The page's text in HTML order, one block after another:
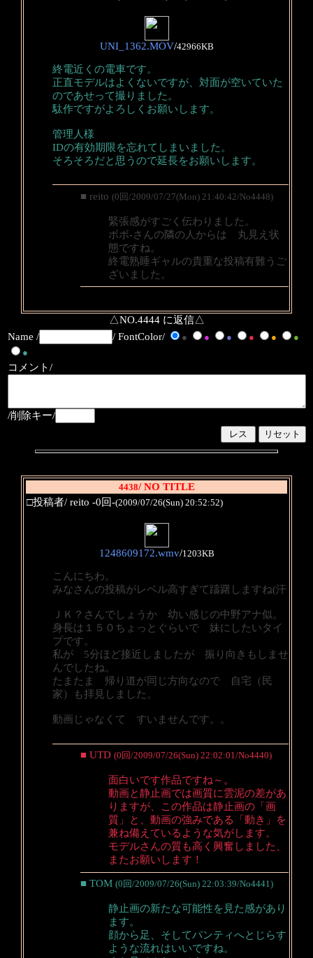
UNI_1362.MOV/42966KB
終電近くの電車です。
正直モデルはよくないですが、対面が空いていた
のであせって撮りました。
駄作ですがよろしくお願いします。
管理人様
IDの有効期限を忘れてしまいました。
そろそろだと思うので延長をお願いします。
■ reito (0回/2009/07/27(Mon) 21:40:42/No4448)
緊張感がすごく伝わりました。
ボボ-さんの隣の人からは 丸見え状
態ですね。
終電熟睡ギャルの貴重な投稿有難うご
ざいました。
△NO.4444 に返信△
Name /
/ FontColor/ ● ● ● ● ●
●
●
コメント/
/削除キー/
4438/ NO TITLE
□投稿者/ reito -0回-(2009/07/26(Sun) 20:52:52)
1248609172.wmv/1203KB
こんにちわ。
みなさんの投稿がレベル高すぎて躊躇しますね(汗
ＪＫ？さんでしょうか 幼い感じの中野アナ似。
身長は１５０ちょっとぐらいで 妹にしたいタイ
プです。
私が 5分ほど接近しましたが 振り向きもしませ
んでしたね。
たまたま 帰り道が同じ方向なので 自宅（民
家）も拝見しました。
動画じゃなくて すいませんです。。
■ UTD (0回/2009/07/26(Sun) 22:02:01/No4440)
面白いです作品ですね～。
動画と静止画では画質に雲泥の差があ
りますが、この作品は静止画の「画
質」と、動画の強みである「動き」を
兼ね備えているような気がします。
モデルさんの質も高く興奮しました、
またお願いします！
■ TOM (0回/2009/07/26(Sun) 22:03:39/No4441)
静止画の新たな可能性を見た感があり
ます。
顔から足、そしてパンティへとじらす
ような流れはいいですね。